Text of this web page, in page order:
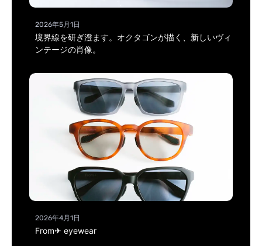
2026年5月1日
境界線を研ぎ澄ます。オクタゴンが描く、新しいヴィ
ンテージの肖像。
2026年4月1日
From✈ eyewear